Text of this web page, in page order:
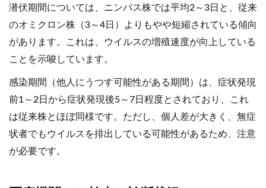
潜伏期間については、ニンバス株では平均2～3日と、従来
のオミクロン株（3～4日）よりもやや短縮されている傾向
があります。これは、ウイルスの増殖速度が向上している
ことを示唆しています。
感染期間（他人にうつす可能性がある期間）は、症状発現
前1～2日から症状発現後5～7日程度とされており、これ
は従来株とほぼ同様です。ただし、個人差が大きく、無症
状者でもウイルスを排出している可能性があるため、注意
が必要です。